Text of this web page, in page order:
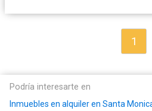
1
Podría interesarte en
Inmuebles en alquiler en Santa